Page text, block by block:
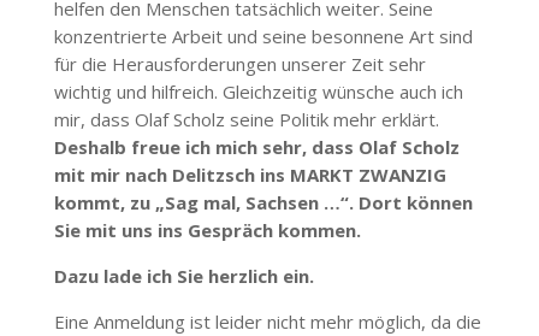
helfen den Menschen tatsächlich weiter. Seine
konzen­trierte Arbeit und seine besonnene Art sind
für die Heraus­for­de­rungen unserer Zeit sehr
wichtig und hilf­reich. Gleich­zeitig wünsche auch ich
mir, dass Olaf Scholz seine Politik mehr erklärt.
Deshalb freue ich mich sehr, dass Olaf Scholz
mit mir nach Delitzschins MARKT ZWANZIG
kommt, zu „Sag mal, Sachsen …“. Dort können
Sie mit uns ins Gespräch kommen.
Dazu lade ich Sie herzlich ein.
Eine Anmeldung ist leider nicht mehr möglich, da die